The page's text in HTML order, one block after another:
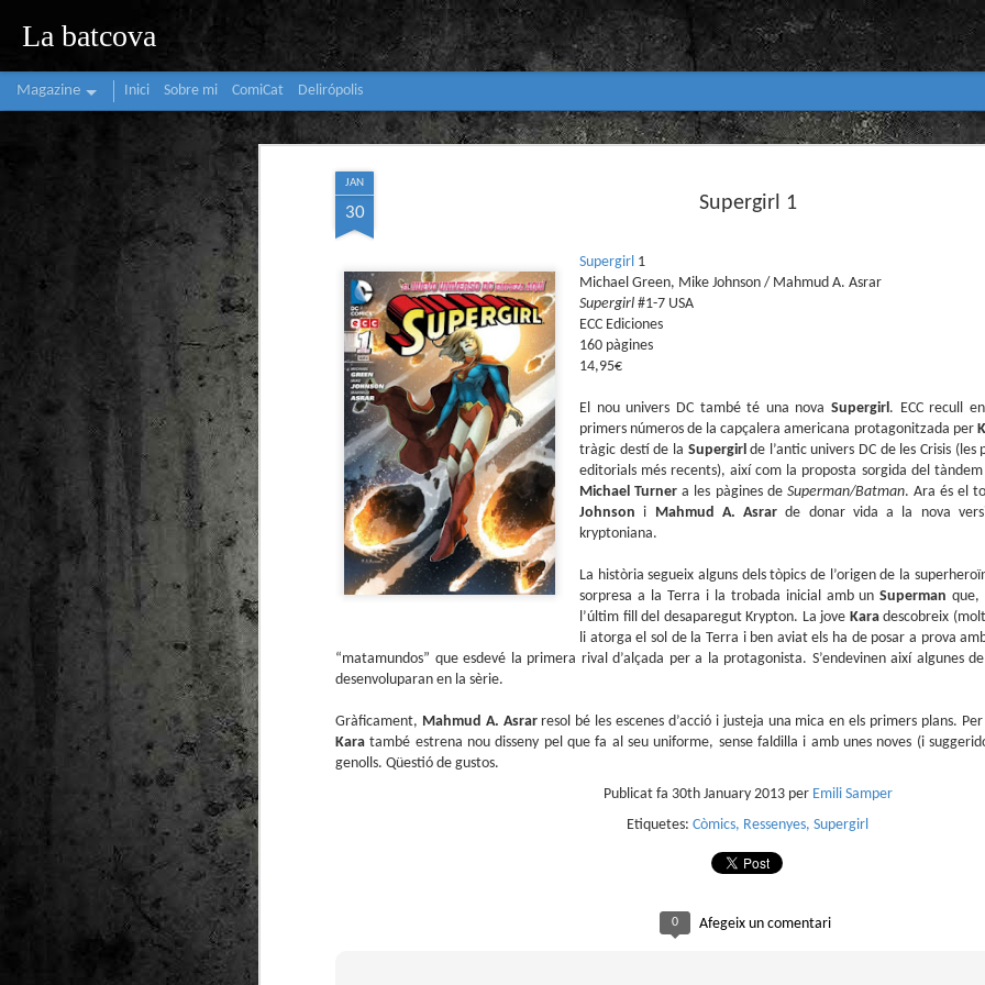
JAN
30 Supergirl 1
Supergirl 1
Michael Green, Mike Johnson / Mahmud A. Asrar
Supergirl #1-7 USA
ECC Ediciones
160 pàgines
14,95€
El nou univers DC també té una nova Supergirl. ECC recull
primers números de la capçalera americana protagonitzada per
tràgic destí de la Supergirlde l’antic univers DC de les Crisis
editorials més recents), així com la proposta sorgida del tàndem
Michael Turner a les pàgines deSuperman/Batman. Ara és el
Johnson i Mahmud A. Asrar de donar vida a la nova
kryptoniana.
La història segueix alguns dels tòpics de l’origen de la
sorpresa a la Terra i la trobada inicial amb unSuperman que,
l’últim fill del desaparegut Krypton. La jove Karadescobreix
li atorga el sol de la Terra i ben aviat els ha de posar a prova
“matamundos” que esdevé la primera rival d’alçada per a la protagonista. S’endevinen així algunes
desenvoluparan en la sèrie.
Gràficament, Mahmud A. Asrarresol bé les escenes d’acció i justeja una mica en els primers plans.
Kara també estrena nou disseny pel que fa al seu uniforme, sense faldilla i amb unes noves (i
genolls. Qüestió de gustos.
Publicat fa 30th January 2013per Emili Samper
Etiquetes: Còmics Ressenyes Supergirl
0 Afegeix un comentari
La batcova
Magazine Inici Sobre mi ComiCat Delirópolis
primavera 2026
Abril
En vela / En blanc
Després de l’èxit d’Estamos todas bien (Premi Nacional
Todo bajo el sol (llegit el 2023 al club de lectura), Ana
un assaig gràfic tan necessari com inquietant: En vela /
és només un relat íntim sobre l’insomni, sinó una
sobre com la societat contemporània ha transformat
dormir en un bé de consum o, pitjor encara, en un